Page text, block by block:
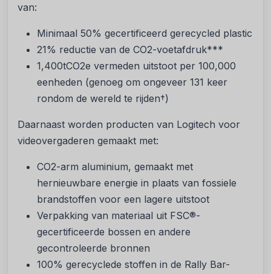
van:
Minimaal 50% gecertificeerd gerecycled plastic
21% reductie van de CO2-voetafdruk***
1,400tCO2e vermeden uitstoot per 100,000
eenheden (genoeg om ongeveer 131 keer
rondom de wereld te rijden†)
Daarnaast worden producten van Logitech voor
videovergaderen gemaakt met:
CO2-arm aluminium, gemaakt met
hernieuwbare energie in plaats van fossiele
brandstoffen voor een lagere uitstoot
Verpakking van materiaal uit FSC®-
gecertificeerde bossen en andere
gecontroleerde bronnen
100% gerecyclede stoffen in de Rally Bar-